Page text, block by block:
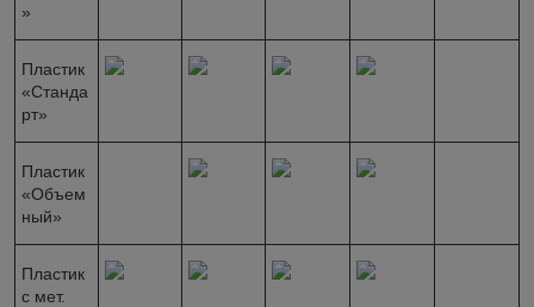
»
Пластик
«Станда
рт»
Пластик
«Объем
ный»
Пластик
с мет.